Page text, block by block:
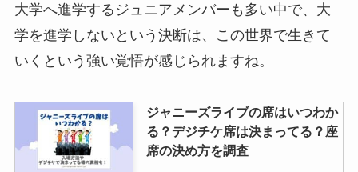
ジャニヤード買取の口コミは？ジ
ャニーズ館との比較やキャンセル
ブックオフのジャニーズグッズの
大学へ進学するジュニアメンバーも多い中で、大
学を進学しないという決断は、この世界で生きて
いくという強い覚悟が感じられますね。
ジャニーズライブの席はいつわか
る？デジチケ席は決まってる？座
席の決め方を調査